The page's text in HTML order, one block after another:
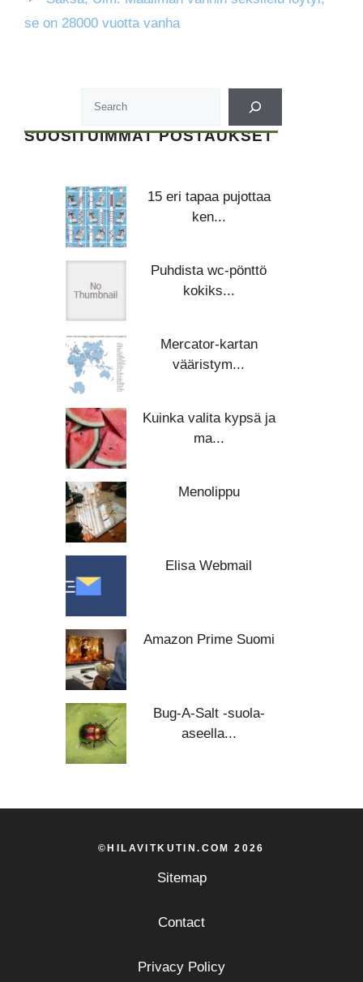
se on 28000 vuotta vanha
SUOSITUIMMAT POSTAUKSET
15 eri tapaa pujottaa
ken...
Puhdista wc-pönttö
kokiks...
Mercator-kartan
vääristym...
Kuinka valita kypsä ja
ma...
Menolippu
Elisa Webmail
Amazon Prime Suomi
Bug-A-Salt -suola-
aseella...
©HILAVITKUTIN.COM 2026
Sitemap
Contact
Privacy Policy